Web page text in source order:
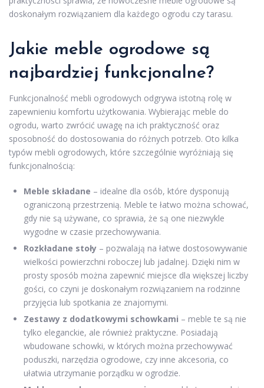
doskonałym rozwiązaniem dla każdego ogrodu czy tarasu.
Jakie meble ogrodowe są
najbardziej funkcjonalne?
Funkcjonalność mebli ogrodowych odgrywa istotną rolę w
zapewnieniu komfortu użytkowania. Wybierając meble do
ogrodu, warto zwrócić uwagę na ich praktyczność oraz
sposobność do dostosowania do różnych potrzeb. Oto kilka
typów mebli ogrodowych, które szczególnie wyróżniają się
funkcjonalnością:
Meble składane – idealne dla osób, które dysponują
ograniczoną przestrzenią. Meble te łatwo można schować,
gdy nie są używane, co sprawia, że są one niezwykle
wygodne w czasie przechowywania.
Rozkładane stoły – pozwalają na łatwe dostosowywanie
wielkości powierzchni roboczej lub jadalnej. Dzięki nim w
prosty sposób można zapewnić miejsce dla większej liczby
gości, co czyni je doskonałym rozwiązaniem na rodzinne
przyjęcia lub spotkania ze znajomymi.
Zestawy z dodatkowymi schowkami – meble te są nie
tylko eleganckie, ale również praktyczne. Posiadają
wbudowane schowki, w których można przechowywać
poduszki, narzędzia ogrodowe, czy inne akcesoria, co
ułatwia utrzymanie porządku w ogrodzie.